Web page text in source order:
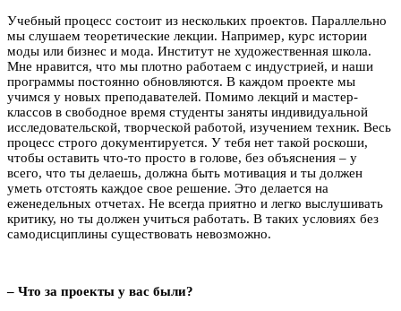
Учебный процесс состоит из нескольких проектов. Параллельно
мы слушаем теоретические лекции. Например, курс истории
моды или бизнес и мода. Институт не художественная школа.
Мне нравится, что мы плотно работаем с индустрией, и наши
программы постоянно обновляются. В каждом проекте мы
учимся у новых преподавателей. Помимо лекций и мастер-
классов в свободное время студенты заняты индивидуальной
исследовательской, творческой работой, изучением техник. Весь
процесс строго документируется. У тебя нет такой роскоши,
чтобы оставить что-то просто в голове, без объяснения – у
всего, что ты делаешь, должна быть мотивация и ты должен
уметь отстоять каждое свое решение. Это делается на
еженедельных отчетах. Не всегда приятно и легко выслушивать
критику, но ты должен учиться работать. В таких условиях без
самодисциплины существовать невозможно.
– Что за проекты у вас были?